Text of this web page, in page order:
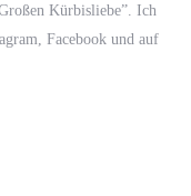
Kürbisliebe”. Ich
Facebook und auf